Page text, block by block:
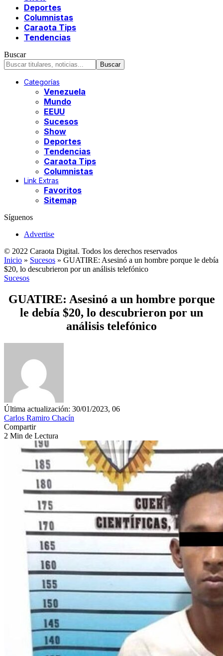
Deportes
Columnistas
Caraota Tips
Tendencias
Buscar
Categorías
Venezuela
Mundo
EEUU
Sucesos
Show
Deportes
Tendencias
Caraota Tips
Columnistas
Link Extras
Favoritos
Sitemap
Síguenos
Advertise
© 2022 Caraota Digital. Todos los derechos reservados
Inicio » Sucesos » GUATIRE: Asesinó a un hombre porque le debía
$20, lo descubrieron por un análisis telefónico
Sucesos
GUATIRE: Asesinó a un hombre porque
le debía $20, lo descubrieron por un
análisis telefónico
Última actualización: 30/01/2023, 06
Carlos Ramiro Chacín
Compartir
2 Min de Lectura